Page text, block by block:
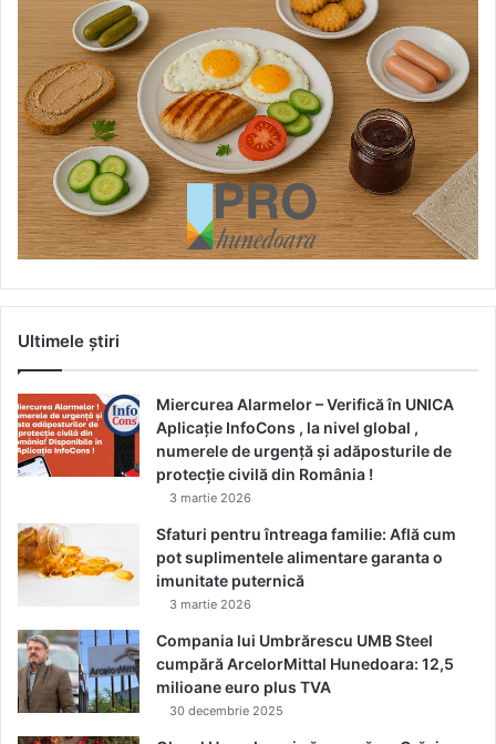
Ultimele știri
Miercurea Alarmelor – Verifică în UNICA
Aplicație InfoCons , la nivel global ,
numerele de urgență și adăposturile de
protecție civilă din România !
3 martie 2026
Sfaturi pentru întreaga familie: Află cum
pot suplimentele alimentare garanta o
imunitate puternică
3 martie 2026
Compania lui Umbrărescu UMB Steel
cumpără ArcelorMittal Hunedoara: 12,5
milioane euro plus TVA
30 decembrie 2025